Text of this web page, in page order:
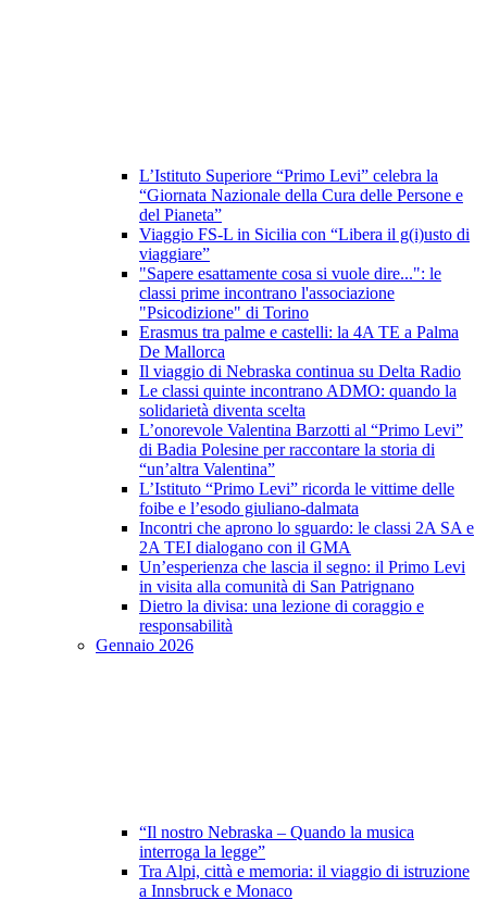
L’Istituto Superiore “Primo Levi” celebra la
“Giornata Nazionale della Cura delle Persone e
del Pianeta”
Viaggio FS-L in Sicilia con “Libera il g(i)usto di
viaggiare”
"Sapere esattamente cosa si vuole dire...": le
classi prime incontrano l'associazione
"Psicodizione" di Torino
Erasmus tra palme e castelli: la 4A TE a Palma
De Mallorca
Il viaggio di Nebraska continua su Delta Radio
Le classi quinte incontrano ADMO: quando la
solidarietà diventa scelta
L’onorevole Valentina Barzotti al “Primo Levi”
di Badia Polesine per raccontare la storia di
“un’altra Valentina”
L’Istituto “Primo Levi” ricorda le vittime delle
foibe e l’esodo giuliano-dalmata
Incontri che aprono lo sguardo: le classi 2A SA e
2A TEI dialogano con il GMA
Un’esperienza che lascia il segno: il Primo Levi
in visita alla comunità di San Patrignano
Dietro la divisa: una lezione di coraggio e
responsabilità
Gennaio 2026
“Il nostro Nebraska – Quando la musica
interroga la legge”
Tra Alpi, città e memoria: il viaggio di istruzione
a Innsbruck e Monaco